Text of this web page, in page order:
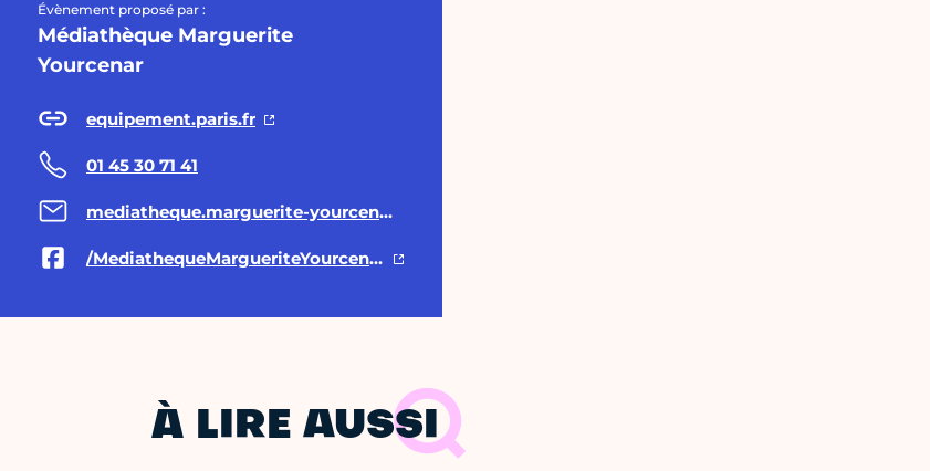
Évènement proposé par :
Médiathèque Marguerite
Yourcenar
equipement.paris.fr
01 45 30 71 41
mediatheque.marguerite-yourcenar@paris.fr
/MediathequeMargueriteYourcenar/
À LIRE AUSSI